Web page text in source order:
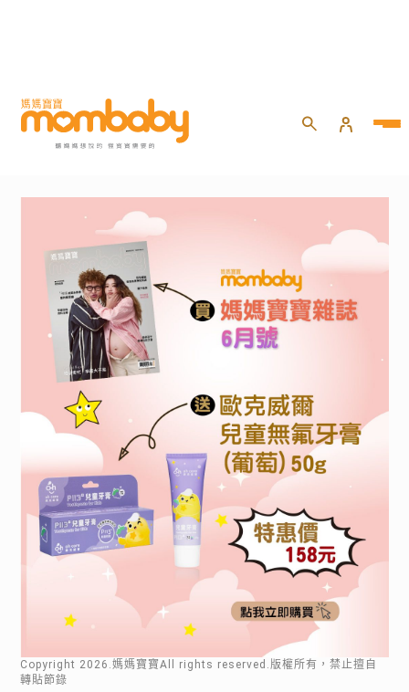
Copyright 2026 .媽媽寶寶All rights reserved.版權所有，禁止擅自
轉貼節錄